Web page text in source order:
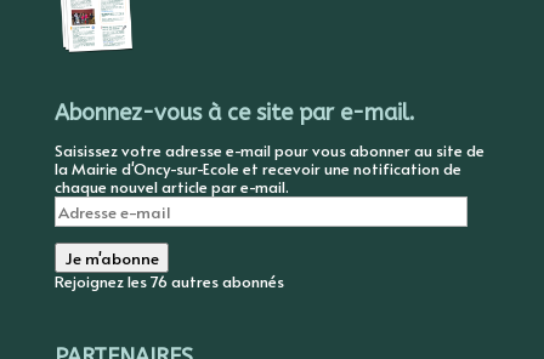
Abonnez-vous à ce site par e-mail.
Saisissez votre adresse e-mail pour vous abonner au site de
la Mairie d'Oncy-sur-Ecole et recevoir une notification de
chaque nouvel article par e-mail.
Adresse
e-
mail
Je m'abonne
Rejoignez les 76 autres abonnés